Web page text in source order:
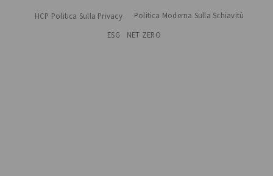
HCP Politica Sulla Privacy Politica Moderna Sulla Schiavitù
ESG NET ZERO